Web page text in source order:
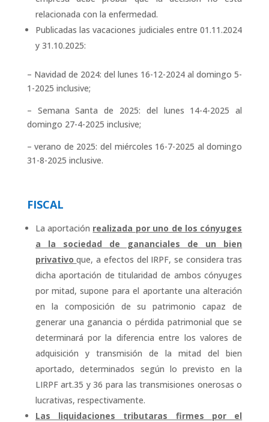
relacionada con la enfermedad.
Publicadas las vacaciones judiciales entre 01.11.2024
y 31.10.2025:
– Navidad de 2024: del lunes 16-12-2024 al domingo 5-
1-2025 inclusive;
– Semana Santa de 2025: del lunes 14-4-2025 al
domingo 27-4-2025 inclusive;
– verano de 2025: del miércoles 16-7-2025 al domingo
31-8-2025 inclusive.
FISCAL
La aportación realizada por uno de los cónyuges
a la sociedad de gananciales de un bien
privativoque, a efectos del IRPF, se considera tras
dicha aportación de titularidad de ambos cónyuges
por mitad, supone para el aportante una alteración
en la composición de su patrimonio capaz de
generar una ganancia o pérdida patrimonial que se
determinará por la diferencia entre los valores de
adquisición y transmisión de la mitad del bien
aportado, determinados según lo previsto en la
LIRPF art.35 y 36 para las transmisiones onerosas o
lucrativas, respectivamente.
Las liquidaciones tributaras firmes por el